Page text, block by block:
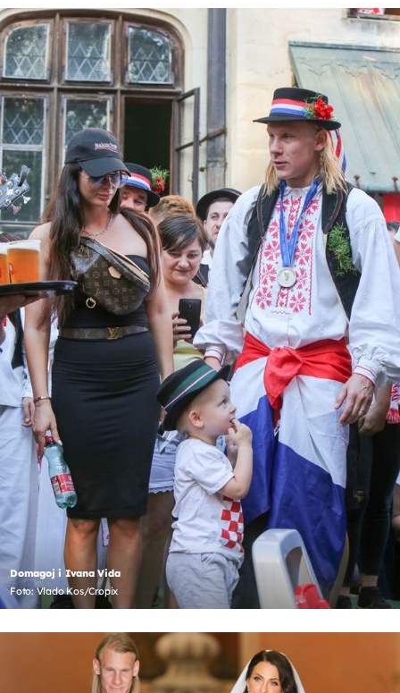
Domagoj i Ivana Vida
Foto: Vlado Kos/Cropix